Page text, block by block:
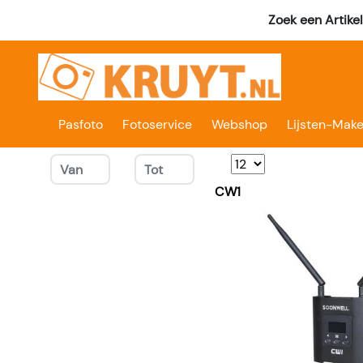
Zoek een
Pasfoto Fotoservice Webshop Lijsten-
CW1